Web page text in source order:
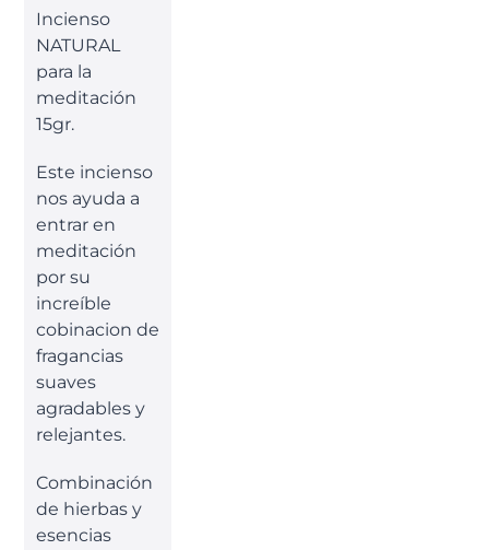
Incienso
NATURAL
para la
meditación
15gr.
Este incienso
nos ayuda a
entrar en
meditación
por su
increíble
cobinacion de
fragancias
suaves
agradables y
relejantes.
Combinación
de hierbas y
esencias